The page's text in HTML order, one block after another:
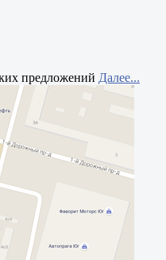
предложений Далее...